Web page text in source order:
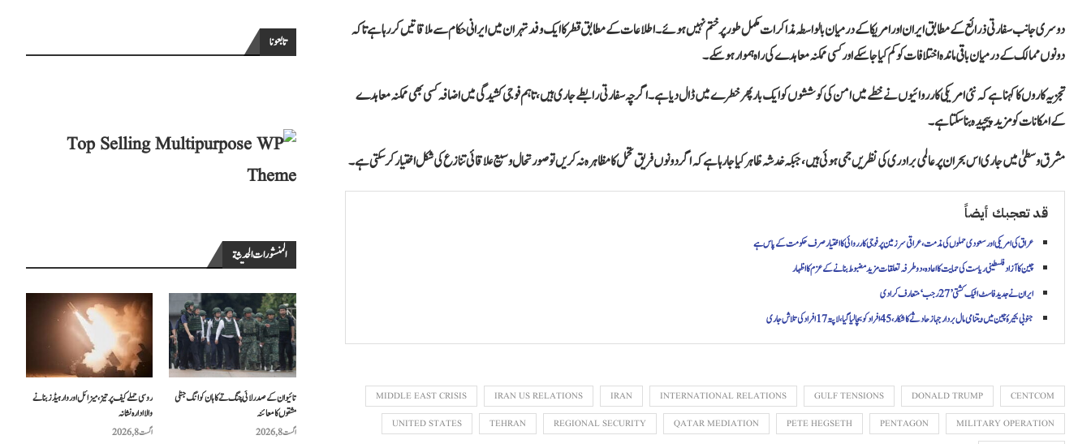
دوسری جانب سفارتی ذرائع کے مطابق ایران اور امریکا کے درمیان بالواسطہ مذاکرات مکمل طور پر ختم نہیں ہوئے۔ اطلاعات کے مطابق قطر کا ایک وفد تہران میں ایرانی حکام سے ملاقاتیں کر رہا ہے تاکہ
دونوں ممالک کے درمیان باقی ماندہ اختلافات کو کم کیا جا سکے اور کسی ممکنہ معاہدے کی راہ ہموار ہو سکے۔
تجزیہ کاروں کا کہنا ہے کہ نئی امریکی کارروائیوں نے خطے میں امن کی کوششوں کو ایک بار پھر خطرے میں ڈال دیا ہے۔ اگرچہ سفارتی رابطے جاری ہیں، تاہم فوجی کشیدگی میں اضافہ کسی بھی ممکنہ معاہدے
کے امکانات کو مزید پیچیدہ بنا سکتا ہے۔
مشرق وسطیٰ میں جاری اس بحران پر عالمی برادری کی نظریں جمی ہوئی ہیں، جبکہ خدشہ ظاہر کیا جا رہا ہے کہ اگر دونوں فریق تحمل کا مظاہرہ نہ کریں تو صورتحال وسیع علاقائی تنازع کی شکل اختیار کر سکتی ہے۔
قد تعجبك أيضاً
عراق کی امریکی اور سعودی حملوں کی مذمت، عراقی سرزمین پر فوجی کارروائی کا اختیار صرف حکومت کے پاس ہے
چین کا آزاد فلسطینی ریاست کی حمایت کا اعادہ، دوطرفہ تعلقات مزید مضبوط بنانے کے عزم کا اظہار
ایران نے جدید فاسٹ اٹیک کشتی ’27 رجب‘ متعارف کرا دی
جنوبی بحیرۂ چین میں ویتنامی مال بردار جہاز حادثے کا شکار، 45 افراد کو بچا لیا گیا، لاپتہ 17 افراد کی تلاش جاری
CENTCOM
DONALD TRUMP
GULF TENSIONS
INTERNATIONAL RELATIONS
IRAN
IRAN US RELATIONS
MIDDLE EAST CRISIS
MILITARY OPERATION
PENTAGON
PETE HEGSETH
QATAR MEDIATION
REGIONAL SECURITY
TEHRAN
UNITED STATES
تابعونا
المنشورات الحديثة
روسی حملے کیف پر تیز، میزائل اور وار ہیڈز بنانے
والا ادارہ نشانہ
اگست 8, 2026
تائیوان کے صدر لائی چنگ تے کا ہان کوانگ جنگی
مشقوں کا معائنہ
اگست 8, 2026